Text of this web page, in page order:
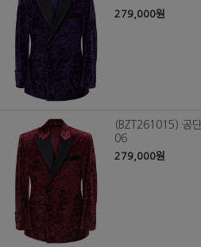
279,000원
(BZT261015) 공
06
279,000원